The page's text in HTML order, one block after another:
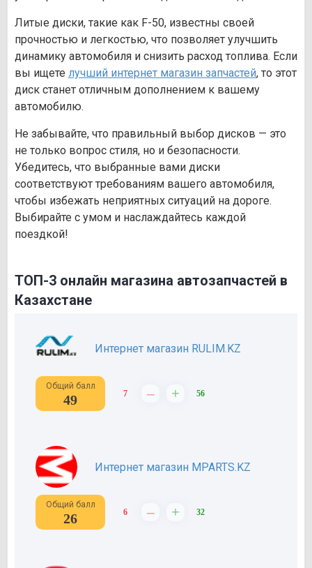
Литые диски, такие как F-50, известны своей
прочностью и легкостью, что позволяет улучшить
динамику автомобиля и снизить расход топлива. Если
вы ищете лучший интернет магазин запчастей, то этот
диск станет отличным дополнением к вашему
автомобилю.
Не забывайте, что правильный выбор дисков — это
не только вопрос стиля, но и безопасности.
Убедитесь, что выбранные вами диски
соответствуют требованиям вашего автомобиля,
чтобы избежать неприятных ситуаций на дороге.
Выбирайте с умом и наслаждайтесь каждой
поездкой!
ТОП-3 онлайн магазина автозапчастей в
Казахстане
Интернет магазин RULIM.KZ
Общий балл
49 7 – + 56
Интернет магазин MPARTS.KZ
Общий балл
26 6 – + 32